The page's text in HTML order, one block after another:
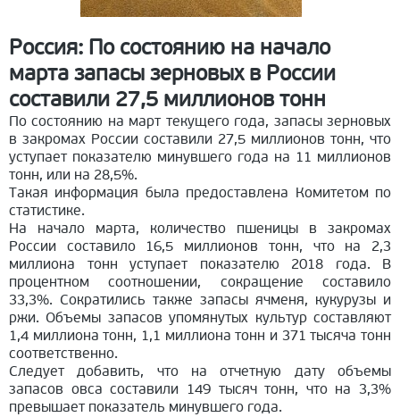
Россия: По состоянию на начало
марта запасы зерновых в России
составили 27,5 миллионов тонн
По состоянию на март текущего года, запасы зерновых
в закромах России составили 27,5 миллионов тонн, что
уступает показателю минувшего года на 11 миллионов
тонн, или на 28,5%.
Такая информация была предоставлена Комитетом по
статистике.
На начало марта, количество пшеницы в закромах
России составило 16,5 миллионов тонн, что на 2,3
миллиона тонн уступает показателю 2018 года. В
процентном соотношении, сокращение составило
33,3%. Сократились также запасы ячменя, кукурузы и
ржи. Объемы запасов упомянутых культур составляют
1,4 миллиона тонн, 1,1 миллиона тонн и 371 тысяча тонн
соответственно.
Следует добавить, что на отчетную дату объемы
запасов овса составили 149 тысяч тонн, что на 3,3%
превышает показатель минувшего года.